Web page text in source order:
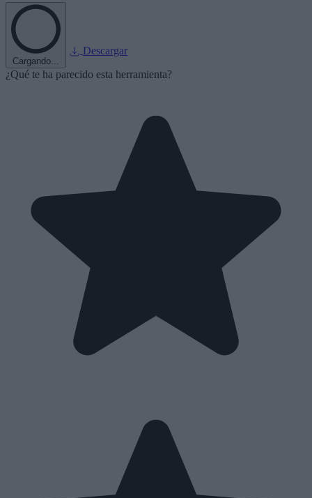
Cargando...
Descargar
¿Qué te ha parecido esta herramienta?